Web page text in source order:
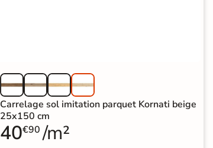
Carrelage sol imitation parquet Kornati beige
25x150 cm
40€90 /m²